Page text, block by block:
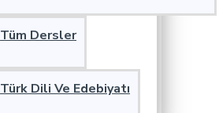
Tüm Dersler
Türk Dili Ve Edebiyatı